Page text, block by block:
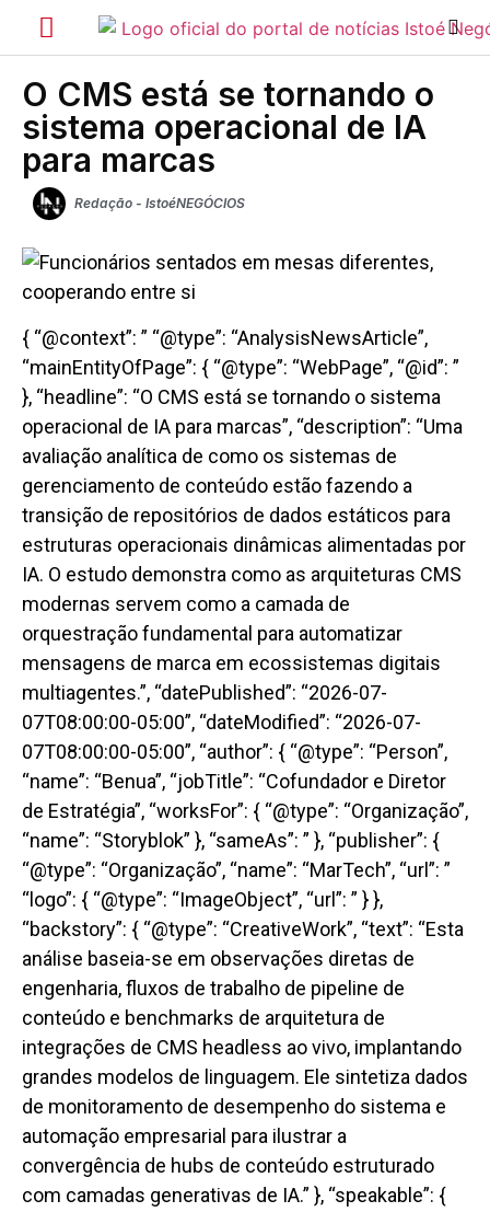
O CMS está se tornando o
sistema operacional de IA
para marcas
Redação - IstoéNEGÓCIOS
{ “@context”: ” “@type”: “AnalysisNewsArticle”,
“mainEntityOfPage”: { “@type”: “WebPage”, “@id”: ”
}, “headline”: “O CMS está se tornando o sistema
operacional de IA para marcas”, “description”: “Uma
avaliação analítica de como os sistemas de
gerenciamento de conteúdo estão fazendo a
transição de repositórios de dados estáticos para
estruturas operacionais dinâmicas alimentadas por
IA. O estudo demonstra como as arquiteturas CMS
modernas servem como a camada de
orquestração fundamental para automatizar
mensagens de marca em ecossistemas digitais
multiagentes.”, “datePublished”: “2026-07-
07T08:00:00-05:00”, “dateModified”: “2026-07-
07T08:00:00-05:00”, “author”: { “@type”: “Person”,
“name”: “Benua”, “jobTitle”: “Cofundador e Diretor
de Estratégia”, “worksFor”: { “@type”: “Organização”,
“name”: “Storyblok” }, “sameAs”: ” }, “publisher”: {
“@type”: “Organização”, “name”: “MarTech”, “url”: ”
“logo”: { “@type”: “ImageObject”, “url”: ” } },
“backstory”: { “@type”: “CreativeWork”, “text”: “Esta
análise baseia-se em observações diretas de
engenharia, fluxos de trabalho de pipeline de
conteúdo e benchmarks de arquitetura de
integrações de CMS headless ao vivo, implantando
grandes modelos de linguagem. Ele sintetiza dados
de monitoramento de desempenho do sistema e
automação empresarial para ilustrar a
convergência de hubs de conteúdo estruturado
com camadas generativas de IA.” }, “speakable”: {